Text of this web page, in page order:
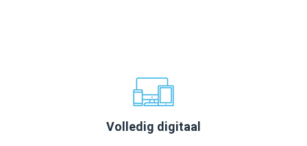
Volledig digitaal